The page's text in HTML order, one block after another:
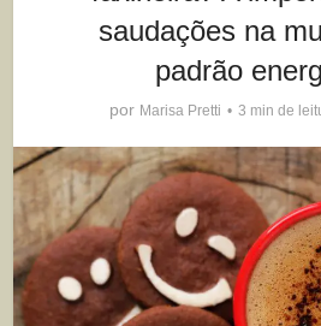
saudações na
padrão
por Marisa Pretti 3 min de